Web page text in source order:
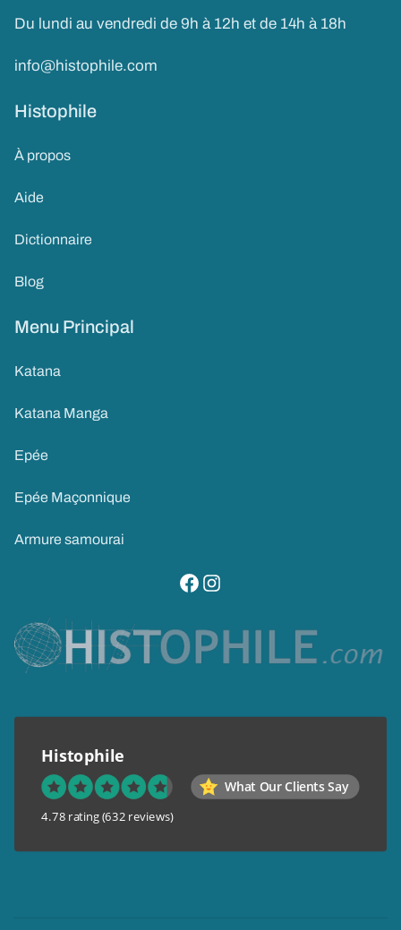
Du lundi au vendredi de 9h à 12h et de 14h à 18h
info@histophile.com
Histophile
À propos
Aide
Dictionnaire
Blog
Menu Principal
Katana
Katana Manga
Epée
Epée Maçonnique
Armure samourai
visitez notre page facebook
suivez notre compte instagram
Histophile
What Our Clients Say
4.78 rating (632 reviews)